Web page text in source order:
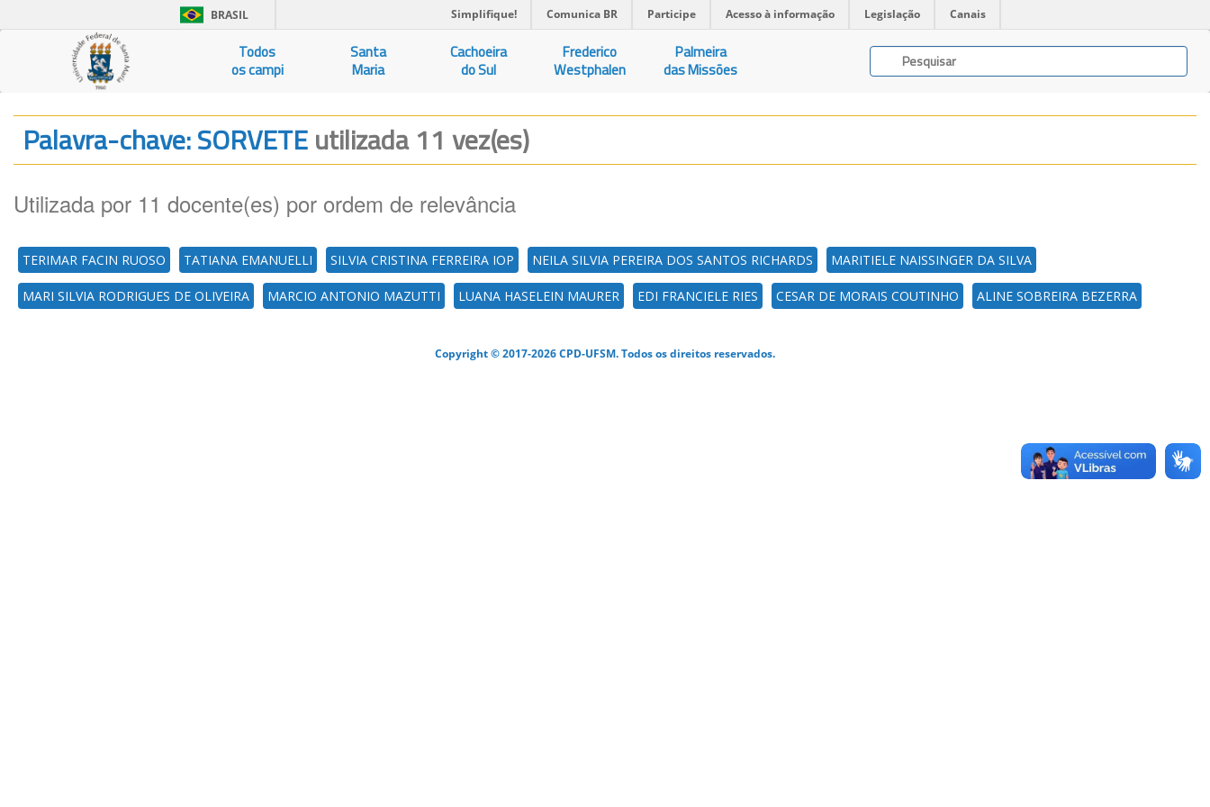
BRASIL Simplifique! Comunica BR Participe Acesso à informação Legislação Canais
Todos
os campi
Santa
Maria
Cachoeira
do Sul
Frederico
Westphalen
Palmeira
das Missões
Palavra-chave: SORVETEutilizada 11 vez(es)
Utilizada por 11 docente(es) por ordem de relevância
TERIMAR FACIN RUOSO TATIANA EMANUELLI SILVIA CRISTINA FERREIRA IOP NEILA SILVIA PEREIRA DOS SANTOS RICHARDS MARITIELE NAISSINGER DA SILVA
MARI SILVIA RODRIGUES DE OLIVEIRA MARCIO ANTONIO MAZUTTI LUANA HASELEIN MAURER EDI FRANCIELE RIES CESAR DE MORAIS COUTINHO ALINE SOBREIRA BEZERRA
Copyright © 2017-2026 CPD-UFSM. Todos os direitos reservados.